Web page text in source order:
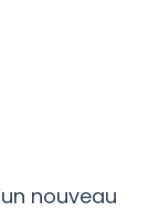
nouveau